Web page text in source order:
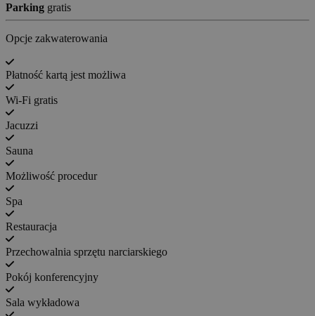
Parking gratis
Opcje zakwaterowania
Płatność kartą jest możliwa
Wi-Fi gratis
Jacuzzi
Sauna
Możliwość procedur
Spa
Restauracja
Przechowalnia sprzętu narciarskiego
Pokój konferencyjny
Sala wykładowa